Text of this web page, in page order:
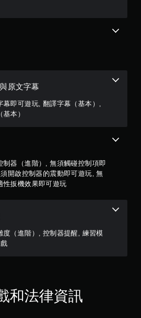
5
顆
）
共
5
4
5
則
評
分
原文字幕
幕即可遊玩, 翻譯字幕（基本）,
本）
制器（進階）, 無須觸碰控制項即
開啟控制器的震動即可遊玩, 無
性扳機效果即可遊玩
度（進階）, 控制器提醒, 練習模
和法律資訊